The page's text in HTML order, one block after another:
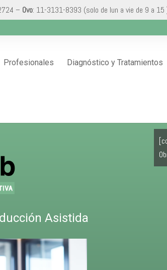
– Ovo: 11-3131-8393 (solo de lun a vie de 9 a 15
Profesionales Diagnóstico y Tratamientos
Asistida